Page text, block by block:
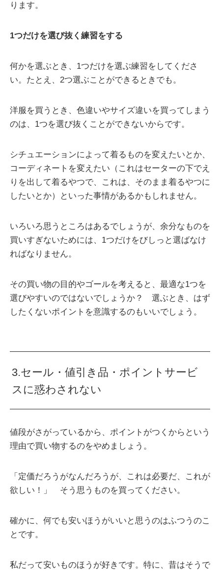
ります。
1つだけを選び抜く練習をする
何かを選ぶとき、1つだけを選ぶ練習をしてくださ
い。たとえ、2つ選ぶことができるときでも。
洋服を買うとき、色違いやサイズ違いを買ってしまう
のは、1つを選び抜くことができないからです。
シチュエーションによって着るものを変えたいとか、
コーディネートを変えたい（これはセーターの下でえ
りを出して着るやつで、これは、そのまま着るやつに
したいとか）といった事情があるかもしれません。
いろいろ思うところはあるでしょうが、余分なものを
買いすぎないためには、1つだけをびしっと選ばなけ
ればなりません。
その買い物の目的やゴールを考えると、最適な1つを
選びやすいのではないでしょうか？ 選ぶとき、はず
したくないポイントを意識するのもいいでしょう。
3.セール・値引き品・ポイントサービ
スに惑わされない
値段がさがっているから、ポイントがつくからという
理由で買い物するのをやめましょう。
「定価だろうがなんだろうが、これは必要だ、これが
欲しい！」 そう思うものを買ってください。
確かに、何でも安いほうがいいと思うのはふつうのこ
とです。
私だって安いものほうが好きです。特に、昔はそうで